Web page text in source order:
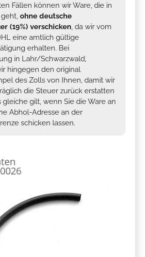
Fällen können wir Ware, die in
ohne deutsche
(19%) verschicken, da wir vom
eine amtlich gültige
erhalten. Bei
in Lahr/Schwarzwald,
hingegen den original
des Zolls von Ihnen, damit wir
die Steuer zurück erstatten
gleiche gilt, wenn Sie die Ware an
Abhol-Adresse an der
schicken lassen.